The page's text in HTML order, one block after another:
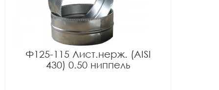
Ф125-115 Лист.нерж. (AISI
430) 0.50 ниппель